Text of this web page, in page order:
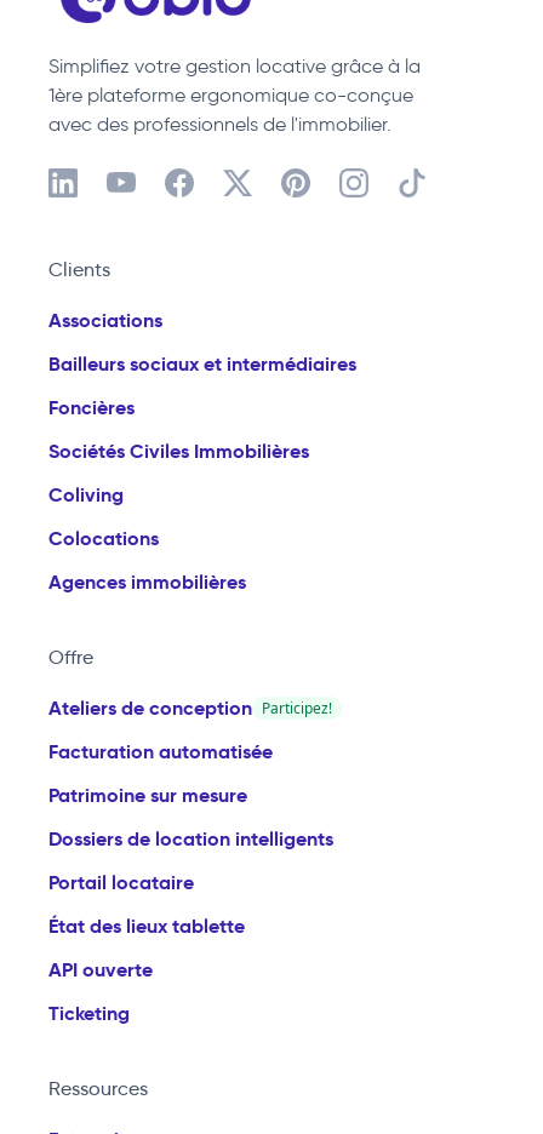
Simplifiez votre gestion locative grâce à la
1ère plateforme ergonomique co-conçue
avec des professionnels de l'immobilier.
Clients
Associations
Bailleurs sociaux et intermédiaires
Foncières
Sociétés Civiles Immobilières
Coliving
Colocations
Agences immobilières
Offre
Ateliers de conception Participez!
Facturation automatisée
Patrimoine sur mesure
Dossiers de location intelligents
Portail locataire
État des lieux tablette
API ouverte
Ticketing
Ressources